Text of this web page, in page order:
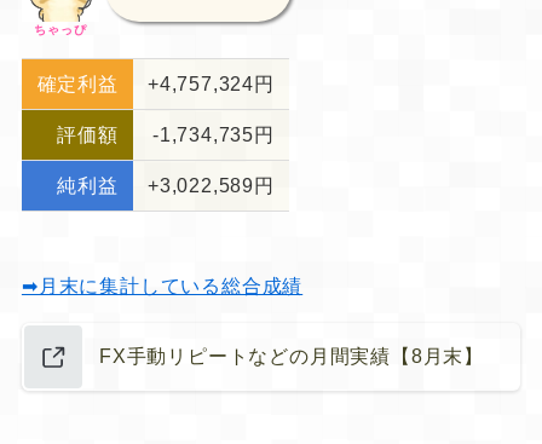
ちゃっぴ
確定利益 +4,757,324円
評価額 -1,734,735円
純利益 +3,022,589円
➡月末に集計している総合成績
FX手動リピートなどの月間実績【8月末】